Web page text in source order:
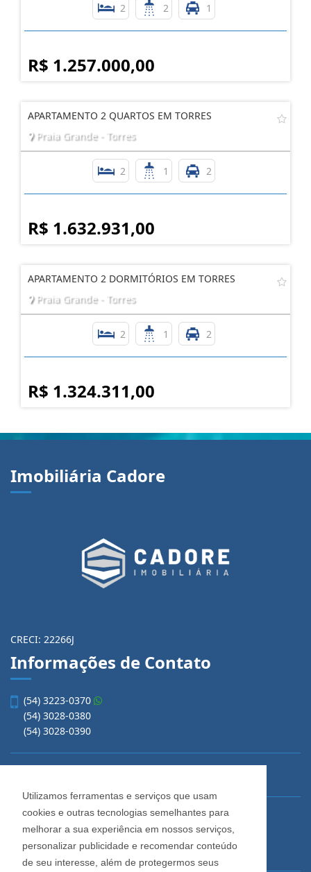
Utilizamos ferramentas e serviços que usam
cookies e outras tecnologias semelhantes para
melhorar a sua experiência em nossos serviços,
personalizar publicidade e recomendar conteúdo
de seu interesse, além de protegermos seus
2 2 1
R$ 1.257.000,00
APARTAMENTO 2 QUARTOS EM TORRES
Praia Grande - Torres
2 1 2
R$ 1.632.931,00
APARTAMENTO 2 DORMITÓRIOS EM TORRES
Praia Grande - Torres
2 1 2
R$ 1.324.311,00
Imobiliária Cadore
CRECI: 22266J
Informações de Contato
(54) 3223-0370
(54) 3028-0380
(54) 3028-0390
Imobiliária Cadore
Rua Os Dezoito do Forte, 1622, Centro
Caxias do Sul - Rio Grande do Sul